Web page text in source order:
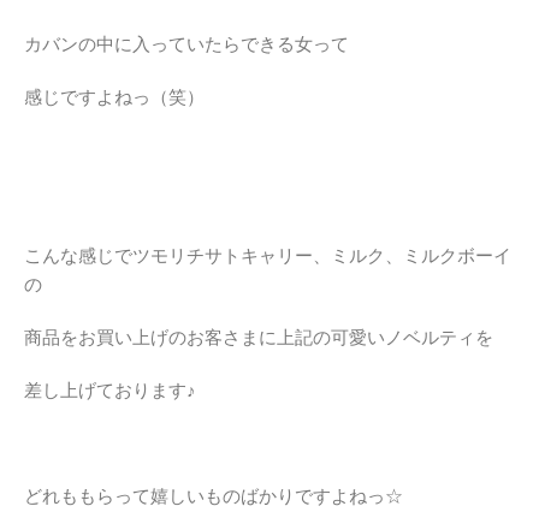
カバンの中に入っていたらできる女って
感じですよねっ（笑）
こんな感じでツモリチサトキャリー、ミルク、ミルクボーイ
の
商品をお買い上げのお客さまに上記の可愛いノベルティを
差し上げております♪
どれももらって嬉しいものばかりですよねっ☆